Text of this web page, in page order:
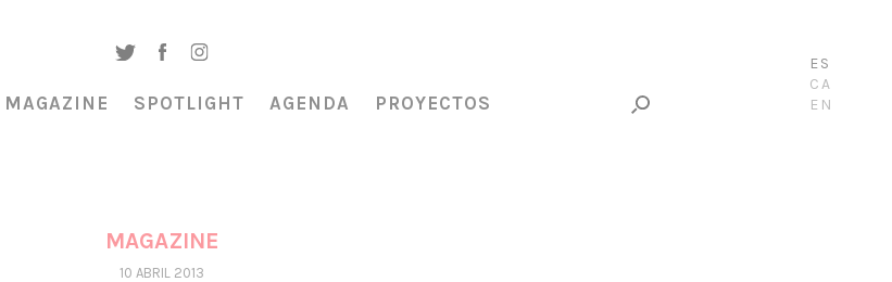
ES
CA
EN
MAGAZINE SPOTLIGHT AGENDA PROYECTOS
MAGAZINE
10 ABRIL 2013